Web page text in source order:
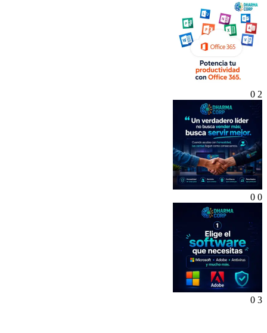
2
0
0
0
3
0